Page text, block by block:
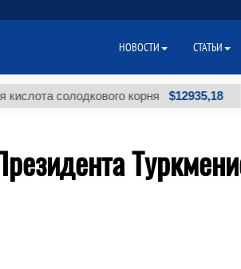
солодкового корня $12935,18
НОВОСТИ СТАТЬИ